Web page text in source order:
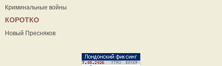
Криминальные войны
КОРОТКО
Новый Пресняков